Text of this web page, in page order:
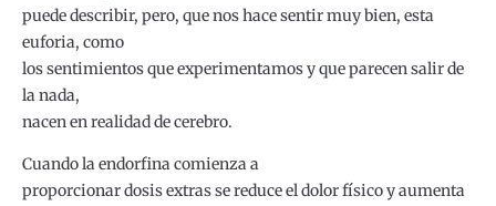
puede describir, pero, que nos hace sentir muy bien, esta
euforia, como
los sentimientos que experimentamos y que parecen salir de
la nada,
nacen en realidad de cerebro.
Cuando la endorfina comienza a
proporcionar dosis extras se reduce el dolor físico y aumenta